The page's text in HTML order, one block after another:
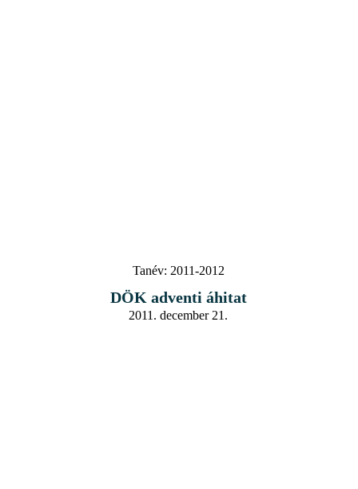
Tanév: 2011-2012
DÖK adventi áhitat
2011. december 21.